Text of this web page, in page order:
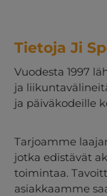
Tietoja Ji
Vuodesta 1997
ja
ja päiväkodeille
Tarjoamme
jotka edistävät
toimintaa.
asiakkaamme